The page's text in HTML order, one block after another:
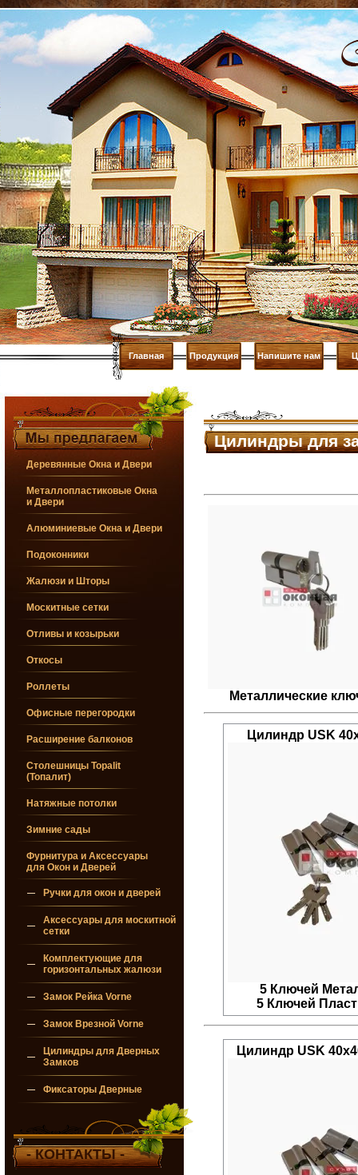
Главная Продукция Напишите нам
Деревянные Окна и Двери
Металлопластиковые Окна
и Двери
Алюминиевые Окна и Двери
Подоконники
Жалюзи и Шторы
Москитные сетки
Отливы и козырьки
Откосы
Роллеты
Офисные перегородки
Расширение балконов
Столешницы Topalit
(Топалит)
Натяжные потолки
Зимние сады
Фурнитура и Аксессуары
для Окон и Дверей
Ручки для окон и дверей
Аксессуары для москитной
сетки
Комплектующие для
горизонтальных жалюзи
Замок Рейка Vorne
Замок Врезной Vorne
Цилиндры для Дверных
Замков
Фиксаторы Дверные
- КОНТАКТЫ -
Цилиндры для
Металлические
Цилиндр USK
5 Ключей
5 Ключей
Цилиндр USK